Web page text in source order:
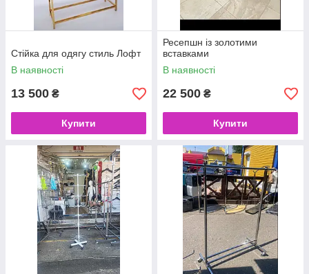
Стійка для одягу стиль Лофт
В наявності
13 500 ₴
Купити
Ресепшн із золотими
вставками
В наявності
22 500 ₴
Купити